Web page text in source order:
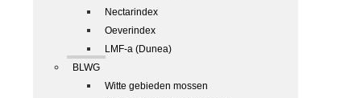
Nectarindex
Oeverindex
LMF-a (Dunea)
BLWG
Witte gebieden mossen